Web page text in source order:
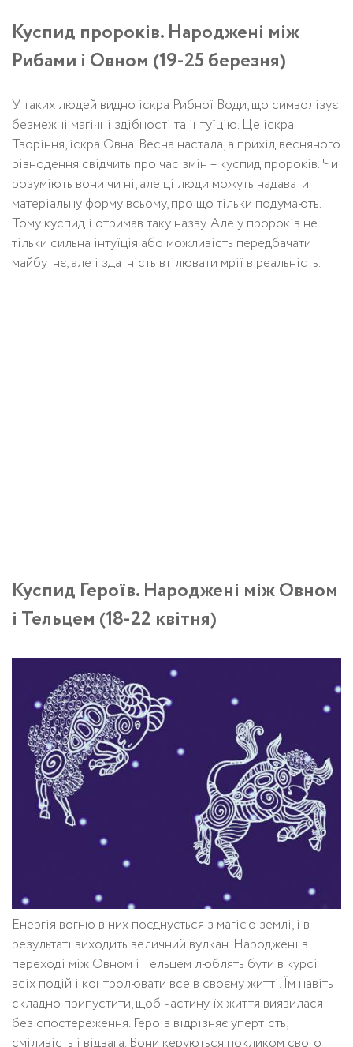
Куспид пророків. Народжені між
Рибами і Овном (19-25 березня)
У таких людей видно іскра Рибної Води, що символізує
безмежні магічні здібності та інтуїцію. Це іскра
Творіння, іскра Овна. Весна настала, а прихід весняного
рівнодення свідчить про час змін – куспид пророків. Чи
розуміють вони чи ні, але ці люди можуть надавати
матеріальну форму всьому, про що тільки подумають.
Тому куспид і отримав таку назву. Але у пророків не
тільки сильна інтуїція або можливість передбачати
майбутнє, але і здатність втілювати мрії в реальність.
Куспид Героїв. Народжені між Овном
і Тельцем (18-22 квітня)
Енергія вогню в них поєднується з магією землі, і в
результаті виходить величний вулкан. Народжені в
переході між Овном і Тельцем люблять бути в курсі
всіх подій і контролювати все в своєму житті. Їм навіть
складно припустити, щоб частину їх життя виявилася
без спостереження. Героїв відрізняє упертість,